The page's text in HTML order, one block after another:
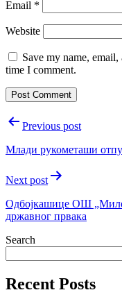
Email *
Website
Save my name,
time I comment.
PostPrevious post
Млади рукометаши
Next post
Одбојкашице ОШ
државног првака
Search
Recent Posts